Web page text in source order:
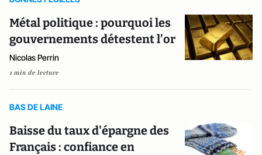
Métal politique : pourquoi les
gouvernements détestent l’or
Nicolas Perrin
1 min de lecture
BAS DE LAINE
Baisse du taux d'épargne des
Français : confiance en